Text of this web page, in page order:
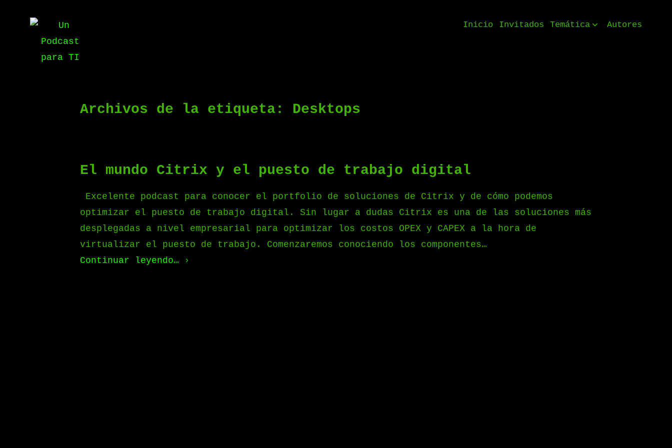
contenido
Inicio Invitados Temática Autores
Archivos de la etiqueta: Desktops
El mundo Citrix y el puesto de trabajo digital
Excelente podcast para conocer el portfolio de soluciones de Citrix y de cómo podemos
optimizar el puesto de trabajo digital. Sin lugar a dudas Citrix es una de las soluciones más
desplegadas a nivel empresarial para optimizar los costos OPEX y CAPEX a la hora de
virtualizar el puesto de trabajo. Comenzaremos conociendo los componentes…
Continuar leyendo…